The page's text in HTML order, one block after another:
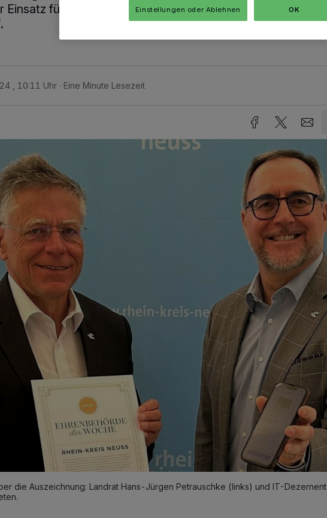
Einsatz für eine moderne Kommunikation Anerkennung
, 10:11 Uhr Eine Minute Lesezeit
die Auszeichnung: Landrat Hans-Jürgen Petrauschke (links) und IT-Dezernent
Einstellungen oder Ablehnen OK